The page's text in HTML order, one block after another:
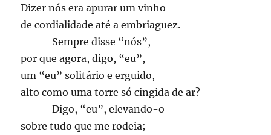
Dizer nós era apurar um vinho
de cordialidade até a embriaguez.
Sempre disse “nós”,
por que agora, digo, “eu”,
um “eu” solitário e erguido,
alto como uma torre só cingida de ar?
____Digo, “eu”, elevando-o
sobre tudo que me rodeia;